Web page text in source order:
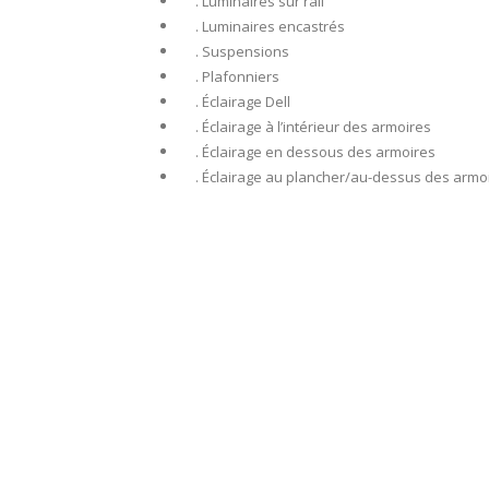
. Luminaires encastrés
. Suspensions
. Plafonniers
. Éclairage Dell
. Éclairage à l’intérieur des armoires
. Éclairage en dessous des armoires
. Éclairage au plancher/au-dessus des